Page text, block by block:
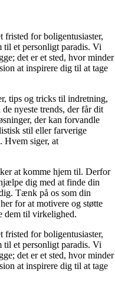
for boligentusiaster,
til et personligt paradis. Vi
det er et sted, hvor minder
at inspirere dig til at tage
tips og tricks til indretning,
nyeste trends, der får dit
der kan forvandle
stil eller farverige
Hvem siger, at
at komme hjem til. Derfor
dig med at finde din
Tænk på os som din
for at motivere og støtte
dem til virkelighed.
for boligentusiaster,
til et personligt paradis. Vi
det er et sted, hvor minder
at inspirere dig til at tage